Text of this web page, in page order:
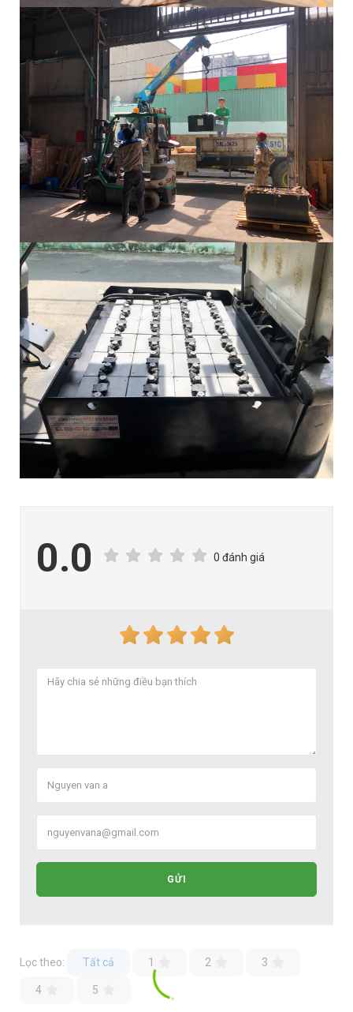
0.0 0 đánh giá
GỬI
Lọc theo: Tất cả 1 2 3
4 5